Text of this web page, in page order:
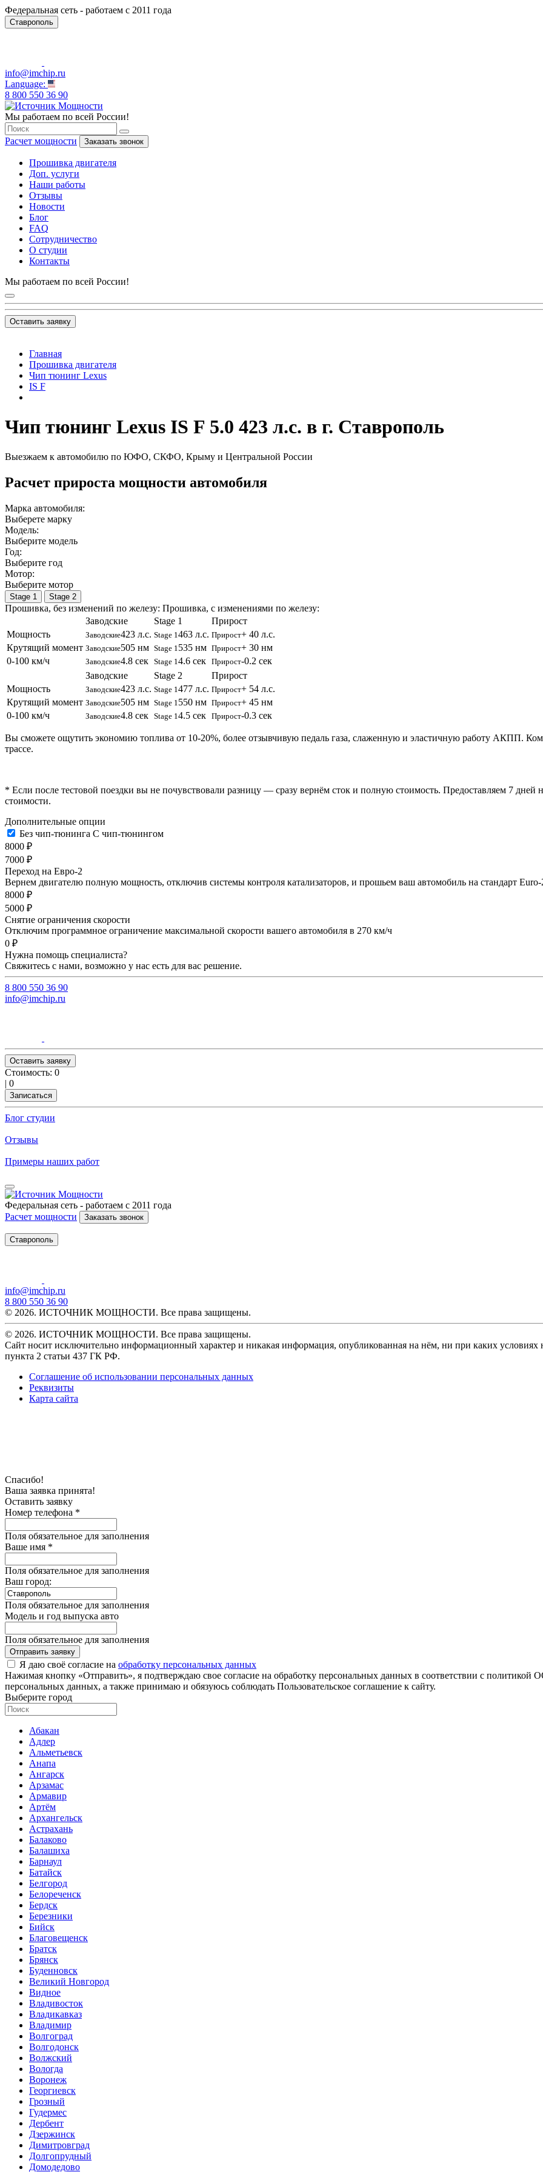
Федеральная сеть - работаем с 2011 года
Ставрополь
info@imchip.ru
Language:
8 800 550 36 90
Мы работаем по всей России!
Расчет мощности Заказать звонок
Прошивка двигателя
Доп. услуги
Наши работы
Отзывы
Новости
Блог
FAQ
Сотрудничество
О студии
Контакты
Мы работаем по всей России!
Оставить заявку
Главная
Прошивка двигателя
Чип тюнинг Lexus
IS F
Чип тюнинг Lexus IS F 5.0 423 л.с. в г. Ставрополь
Выезжаем к автомобилю по ЮФО, СКФО, Крыму и Центральной России
Расчет прироста мощности автомобиля
Марка автомобиля:
Выберете марку
Модель:
Выберите модель
Год:
Выберите год
Мотор:
Выберите мотор
Stage 1 Stage 2
Прошивка, без изменений по железу: Прошивка, c изменениями по железу:
Заводские
Stage 1
Прирост
Мощность
Заводские423 л.с. Stage 1 463 л.с. Прирост+ 40 л.с.
Крутящий момент Заводские505 нм Stage 1 535 нм Прирост+ 30 нм
0-100 км/ч
Заводские4.8 сек Stage 1 4.6 сек Прирост-0.2 сек
Заводские
Stage 2
Прирост
Мощность
Заводские423 л.с. Stage 1 477 л.с. Прирост+ 54 л.с.
Крутящий момент Заводские505 нм Stage 1 550 нм Прирост+ 45 нм
0-100 км/ч
Заводские4.8 сек Stage 1 4.5 сек Прирост-0.3 сек
Вы сможете ощутить экономию топлива от 10-20%, более отзывчивую педаль газа, слаженную и эластичную работу АКПП.
трассе.
* Если после тестовой поездки вы не почувствовали разницу — сразу вернём сток и полную стоимость. Предоставляем 7 дней
стоимости.
Дополнительные опции
Без чип-тюнинга С чип-тюнингом
8000 ₽
7000 ₽
Переход на Евро-2
Вернем двигателю полную мощность, отключив системы контроля катализаторов, и прошьем ваш автомобиль на стандарт Euro-
8000 ₽
5000 ₽
Снятие ограничения скорости
Отключим программное ограничение максимальной скорости вашего автомобиля в 270 км/ч
0 ₽
Нужна помощь специалиста?
Свяжитесь с нами, возможно у нас есть для вас решение.
8 800 550 36 90
info@imchip.ru
Оставить заявку
Стоимость: 0
| 0
Записаться
Блог студии
Отзывы
Примеры наших работ
Федеральная сеть - работаем с 2011 года
Расчет мощности
Заказать звонок
Ставрополь
info@imchip.ru
8 800 550 36 90
© 2026. ИСТОЧНИК МОЩНОСТИ. Все права защищены.
© 2026. ИСТОЧНИК МОЩНОСТИ. Все права защищены.
Сайт носит исключительно информационный характер и никакая информация, опубликованная на нём, ни при каких
пункта 2 статьи 437 ГК РФ.
Соглашение об использовании персональных данных
Реквизиты
Карта сайта
Спасибо!
Ваша заявка принята!
Оставить заявку
Номер телефона *
Поля обязательное для заполнения
Ваше имя *
Поля обязательное для заполнения
Ваш город:
Поля обязательное для заполнения
Модель и год выпуска авто
Поля обязательное для заполнения
Отправить заявку
Я даю своё согласие на обработку персональных данных
Нажимая кнопку «Отправить», я подтверждаю свое согласие на обработку персональных данных в соответствии с
персональных данных, а также принимаю и обязуюсь соблюдать Пользовательское соглашение к сайту.
Выберите город
Абакан
Адлер
Альметьевск
Анапа
Ангарск
Арзамас
Армавир
Артём
Архангельск
Астрахань
Балаково
Балашиха
Барнаул
Батайск
Белгород
Белореченск
Бердск
Березники
Бийск
Благовещенск
Братск
Брянск
Буденновск
Великий Новгород
Видное
Владивосток
Владикавказ
Владимир
Волгоград
Волгодонск
Волжский
Вологда
Воронеж
Георгиевск
Грозный
Гудермес
Дербент
Дзержинск
Димитровград
Долгопрудный
Домодедово